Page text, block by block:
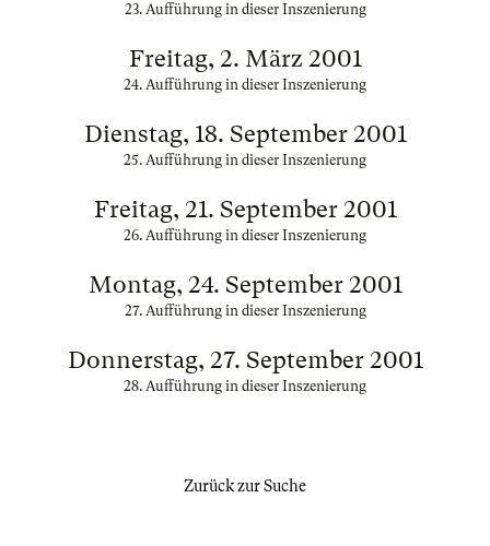
23. Aufführung in dieser Inszenierung
Freitag, 2. März 2001
24. Aufführung in dieser Inszenierung
Dienstag, 18. September 2001
25. Aufführung in dieser Inszenierung
Freitag, 21. September 2001
26. Aufführung in dieser Inszenierung
Montag, 24. September 2001
27. Aufführung in dieser Inszenierung
Donnerstag, 27. September 2001
28. Aufführung in dieser Inszenierung
Zurück zur Suche